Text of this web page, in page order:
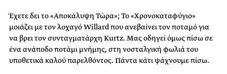
Έχετε δει το «Αποκάλυψη Τώρα»; To «Χρονοκαταφύγιο»
μοιάζει με τον λοχαγό Willard που ανεβαίνει τον ποταμό για
να βρει τον συνταγματάρχη Kurtz. Μας οδηγεί όμως πίσω σε
ένα ανάποδο ποτάμι μνήμης, στη νοσταλγική φωλιά του
υποθετικά καλού παρελθόντος. Πάντα κάτι ψάχνουμε πίσω.